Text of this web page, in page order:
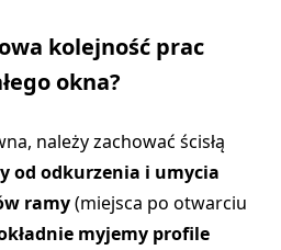
kolejność prac
okna?
należy zachować ścisłą
od odkurzenia i umycia
ramy(miejsca po otwarciu
myjemy profile